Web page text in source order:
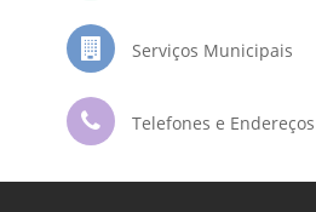
Serviços Municipais
Telefones e